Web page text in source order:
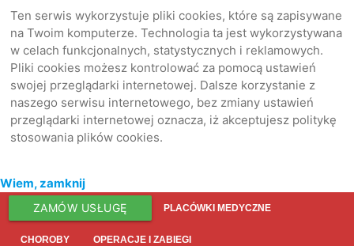
Ten serwis wykorzystuje pliki cookies, które są zapisywane
na Twoim komputerze. Technologia ta jest wykorzystywana
w celach funkcjonalnych, statystycznych i reklamowych.
Pliki cookies możesz kontrolować za pomocą ustawień
swojej przeglądarki internetowej. Dalsze korzystanie z
naszego serwisu internetowego, bez zmiany ustawień
przeglądarki internetowej oznacza, iż akceptujesz politykę
stosowania plików cookies.
Wiem, zamknij
ZAMÓW USŁUGĘ PLACÓWKI MEDYCZNE
CHOROBY OPERACJE I ZABIEGI